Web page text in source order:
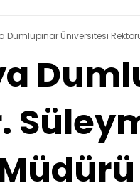
Dumlupınar Üniversitesi